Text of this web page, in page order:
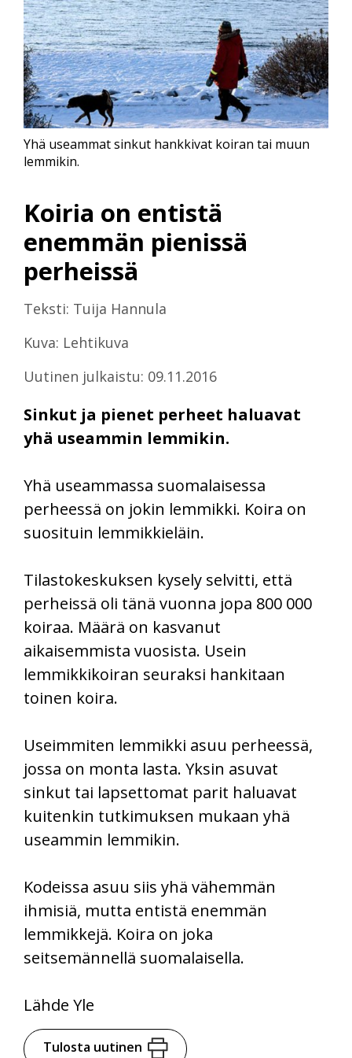
Koiria on entistä
enemmän pienissä
perheissä
Teksti: Tuija Hannula
Kuva: Lehtikuva
Uutinen julkaistu: 09.11.2016
Sinkut ja pienet perheet haluavat
yhä useammin lemmikin.
Yhä useammat sinkut hankkivat koiran tai muun
lemmikin.
Yhä useammassa suomalaisessa
perheessä on jokin lemmikki. Koira on
suosituin lemmikkieläin.
Tilastokeskuksen kysely selvitti, että
perheissä oli tänä vuonna jopa 800 000
koiraa. Määrä on kasvanut
aikaisemmista vuosista. Usein
lemmikkikoiran seuraksi hankitaan
toinen koira.
Useimmiten lemmikki asuu perheessä,
jossa on monta lasta. Yksin asuvat
sinkut tai lapsettomat parit haluavat
kuitenkin tutkimuksen mukaan yhä
useammin lemmikin.
Kodeissa asuu siis yhä vähemmän
ihmisiä, mutta entistä enemmän
lemmikkejä. Koira on joka
seitsemännellä suomalaisella.
Lähde Yle
Tulosta uutinen